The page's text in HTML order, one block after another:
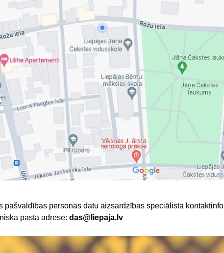
pašvaldības personas datu aizsardzības speciālista
pasta adrese:das@liepaja.lv